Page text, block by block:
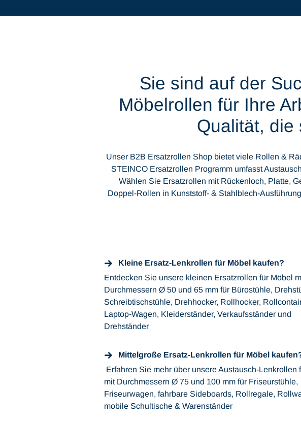
Sie sind auf der
Möbelrollen für Ihre
Qualität, die
Unser B2B Ersatzrollen Shop bietet viele Rollen &
STEINCO Ersatzrollen Programm umfasst
Wählen Sie Ersatzrollen mit Rückenloch, Platte,
Doppel-Rollen in Kunststoff- & Stahlblech-
Kleine Ersatz-Lenkrollen für Möbel kaufen?
Entdecken Sie unsere kleinen Ersatzrollen für Möbel
Durchmessern Ø 50 und 65 mm für Bürostühle,
Schreibtischstühle, Drehhocker, Rollhocker,
Laptop-Wagen, Kleiderständer, Verkaufsständer und
Drehständer
Mittelgroße Ersatz-Lenkrollen für Möbel
Erfahren Sie mehr über unsere Austausch-Lenkrollen
mit Durchmessern Ø 75 und 100 mm für Friseurstühle,
Friseurwagen, fahrbare Sideboards, Rollregale,
mobile Schultische & Warenständer